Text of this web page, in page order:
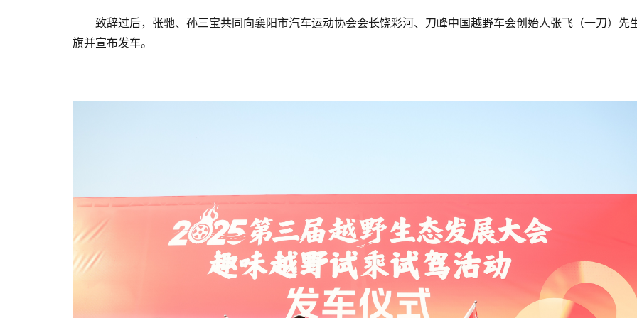
致辞过后，张驰、孙三宝共同向襄阳市汽车运动协会会长饶彩河、刀峰中国越野车会创始人张飞（一刀）先
旗并宣布发车。